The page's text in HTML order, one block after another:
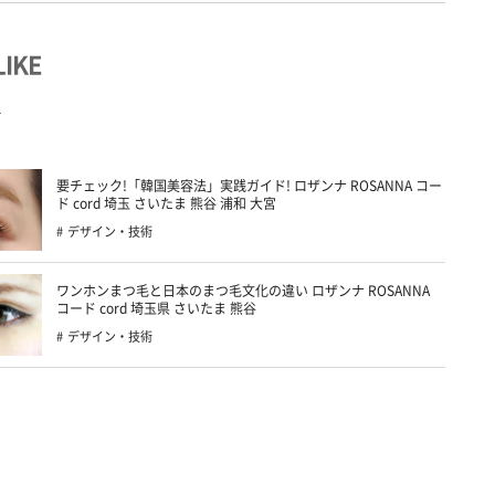
要チェック!「韓国美容法」実践ガイド! ロザンナ ROSANNA コー
ド cord 埼玉 さいたま 熊谷 浦和 大宮
デザイン・技術
ワンホンまつ毛と日本のまつ毛文化の違い ロザンナ ROSANNA
コード cord 埼玉県 さいたま 熊谷
デザイン・技術